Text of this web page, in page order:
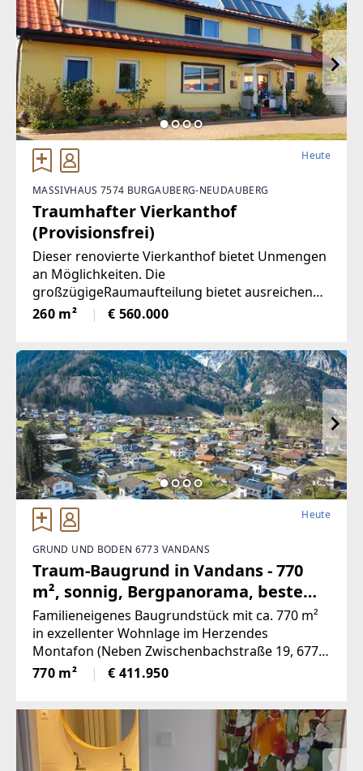
Heute
MASSIVHAUS 7574 BURGAUBERG-NEUDAUBERG
Traumhafter Vierkanthof
(Provisionsfrei)
Dieser renovierte Vierkanthof bietet Unmengen
an Möglichkeiten. Die
großzügigeRaumaufteilung bietet ausreichend
Platz in beiden Geschossen, neben
5Schlafräumen, gibt es ein Wohnzimmer mit
260 m² € 560.000
Heute
GRUND UND BODEN 6773 VANDANS
Traum-Baugrund in Vandans - 770
m², sonnig, Bergpanorama, beste
Infrastruktur! (Provisionsfrei)
Familieneigenes Baugrundstück mit ca. 770 m²
in exzellenter Wohnlage im Herzendes
Montafon (Neben Zwischenbachstraße 19, 6773
Vandans - Grundstücksnummer129/2)Das
Grundstück liegt in Zone 5 - Wohngebiet und
770 m² € 411.950